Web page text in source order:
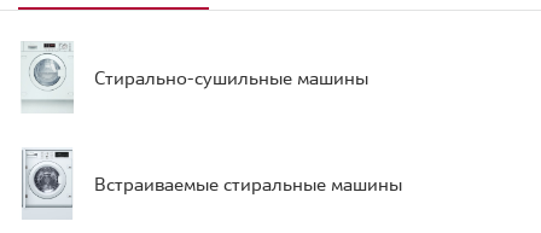
Стирально-сушильные машины
Встраиваемые стиральные машины